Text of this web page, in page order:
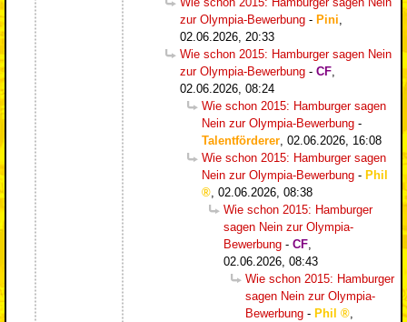
zur Olympia-Bewerbung - Pini
02.06.2026, 20:33
Wie schon 2015: Hamburger sagen Nein
zur Olympia-Bewerbung - CF
02.06.2026, 08:24
Wie schon 2015: Hamburger sagen
Nein zur Olympia-Bewerbung -
Talentförderer 02.06.2026, 16:08
Wie schon 2015: Hamburger sagen
Nein zur Olympia-Bewerbung - Phil
02.06.2026, 08:38
Wie schon 2015: Hamburger
sagen Nein zur Olympia-
Bewerbung - CF
02.06.2026, 08:43
Wie schon 2015: Hamburger
sagen Nein zur Olympia-
Bewerbung - Phil